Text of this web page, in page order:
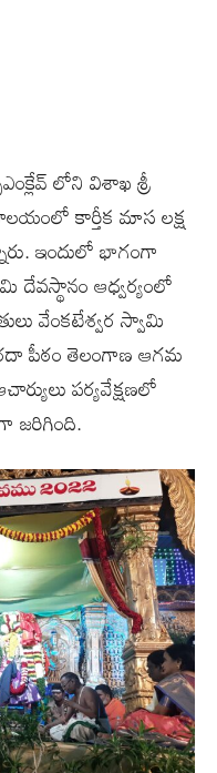
లోని విశాఖ శ్రీ
కార్తీక మాస లక్ష
ఇందులో భాగంగా
దేవస్థానం ఆధ్వర్యంలో
వేంకటేశ్వర స్వామి
పీఠం తెలంగాణ ఆగమ
పర్యవేక్షణలో
జరిగింది.